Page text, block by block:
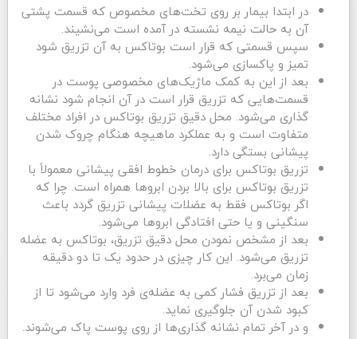
در ابتدا بیمار بر روی تخت‌های مخصوص که قسمت پشتی
آن به حالت نیمه نشسته در آمده است می‌نشیند.
سپس قسمتی که قرار است بوتاکس به آن تزریق شود
تمیز و پاکسازی می‌شود.
بعد از این به کمک ماژیک‌های مخصوصی پوست در
قسمت‌هایی که تزریق قرار است در آن انجام شود نشانه
گذاری می‌شود. محل دقیق تزریق بوتاکس در افراد مختلف
متفاوت است و به عملکرد ماهیچه هنگام چروک شدن
پیشانی بستگی دارد.
تزریق بوتاکس برای درمان خطوط افقی پیشانی معمولاً با
تزریق بوتاکس برای بالا بردن ابروها همراه است. چرا که
اگر بوتاکس فقط به عضلات پیشانی تزریق گردد باعث
سنگینی و یا حتی افتادگی ابروها می‌شود.
بعد از مشخص نمودن محل دقیق تزریق، بوتاکس به عضله
تزریق می‌شود. این کار چیزی در حدود یک تا دو دقیقه
زمان می‌برد.
بعد از تزریق فشار کمی به عضله‌ی فرد وارد می‌شود تا از
کبود شدن آن جلوگیری نماید.
و در آخر تمام نشانه گذاری‌ها از روی پوست پاک می‌شوند.